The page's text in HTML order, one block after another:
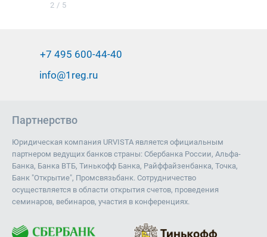
2 / 5
+7 495 600-44-40
info@1reg.ru
Партнерство
Юридическая компания URVISTA является официальным
партнером ведущих банков страны: Сбербанка России, Альфа-
Банка, Банка ВТБ, Тинькофф Банка, Райффайзенбанка, Точка,
Банк "Открытие", Промсвязьбанк. Сотрудничество
осуществляется в области открытия счетов, проведения
семинаров, вебинаров, участия в конференциях.